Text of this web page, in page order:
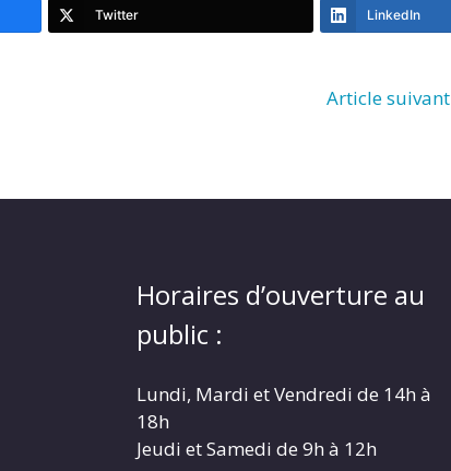
Twitter LinkedIn
Article suivant
Horaires d’ouverture au
public :
Lundi, Mardi et Vendredi de 14h à
18h
Jeudi et Samedi de 9h à 12h